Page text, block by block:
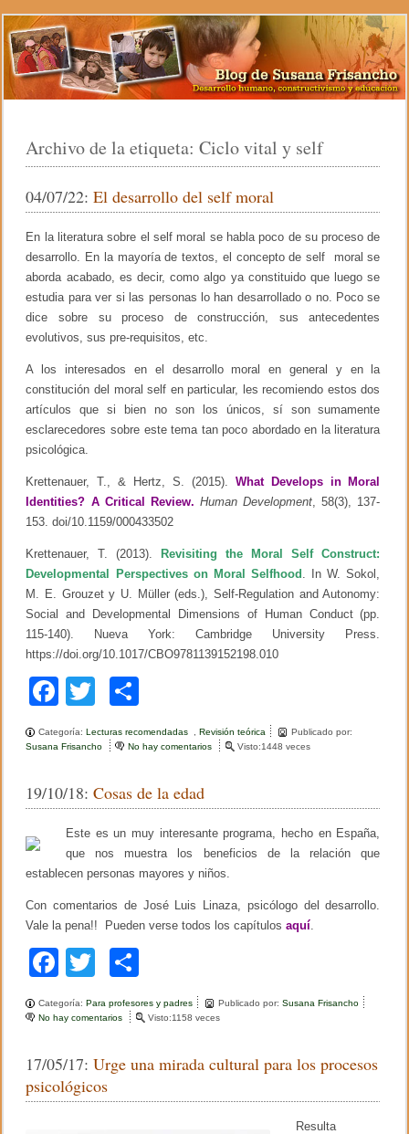
Archivo de la etiqueta:Ciclo vital y self
04/07/22:El desarrollo del self moral
En la literatura sobre el self moral se habla poco de su proceso de
desarrollo. En la mayoría de textos, el concepto de self moral se
aborda acabado, es decir, como algo ya constituido que luego se
estudia para ver si las personas lo han desarrollado o no. Poco se
dice sobre su proceso de construcción, sus antecedentes
evolutivos, sus pre-requisitos, etc.
A los interesados en el desarrollo moral en general y en la
constitución del moral self en particular, les recomiendo estos dos
artículos que si bien no son los únicos, sí son sumamente
esclarecedores sobre este tema tan poco abordado en la literatura
psicológica.
Krettenauer, T., & Hertz, S. (2015). What Develops in Moral
Identities? A Critical Review.Human Development , 58(3), 137-
153. doi/10.1159/000433502
Krettenauer, T. (2013).
Revisiting the Moral Self Construct:
Developmental Perspectives on Moral Selfhood
. In W. Sokol,
M. E. Grouzet y U. Müller (eds.), Self-Regulation and Autonomy:
Social and Developmental Dimensions of Human Conduct (pp.
115-140). Nueva York: Cambridge University Press.
https://doi .org/10.1017/CBO9781139152198.010
F
a
c
b
o
o
k
tt
m
ar
tir
Categoría:Lecturas recomendadas ,Revisión teórica
Publicado por:
Susana Frisancho
No hay comentarios
s
r
l
e
l
o
Visto:1448 veces
19/10/18:Cosas de la edad
Este es un muy interesante programa, hecho en España,
que nos muestra los beneficios de la relación que
establecen personas mayores y niños.
Con comentarios de José Luis Linaza, psicólogo del desarrollo.
Vale la pena!! Pueden verse todos los capítulosaquí
F
a
c
e
b
o
tt
m
ar
tir
Categoría:Para profesores y padres Publicado por:Susana Frisancho
No hay comentarios
o
s
Visto:1158 veces
17/05/17:Urge una mirada cultural para los procesos
psicológicos
Resulta